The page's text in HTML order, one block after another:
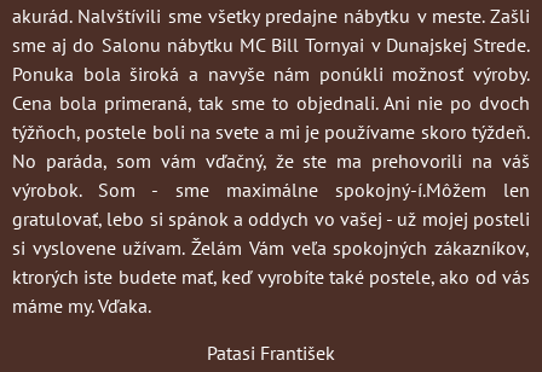
akurád. Nalvštívili sme všetky predajne nábytku v meste. Zašli
sme aj do Salonu nábytku MC Bill Tornyai v Dunajskej Strede.
Ponuka bola široká a navyše nám ponúkli možnosť výroby.
Cena bola primeraná, tak sme to objednali. Ani nie po dvoch
týžňoch, postele boli na svete a mi je používame skoro týždeň.
No paráda, som vám vďačný, že ste ma prehovorili na váš
výrobok. Som - sme maximálne spokojný-í.Môžem len
gratulovať, lebo si spánok a oddych vo vašej - už mojej posteli
si vyslovene užívam. Želám Vám veľa spokojných zákazníkov,
ktrorých iste budete mať, keď vyrobíte také postele, ako od vás
máme my. Vďaka.
Patasi František